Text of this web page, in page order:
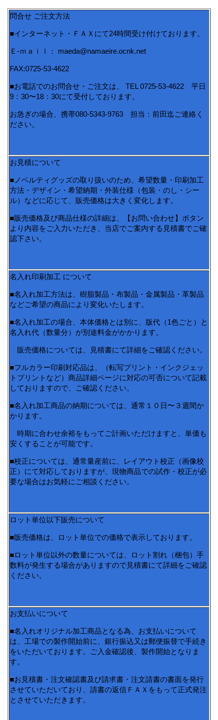
問合せ ご注文方法
■インターネット・ＦＡＸにて24時間受け付けております。
Ｅ-ｍａｉｌ： maeda@namaeire.ocnk.net
FAX:0725-53-4622
■お電話でのお問合せ・ご注文は、 TEL 0725-53-4622 平日
9：30〜18：30にて受付しております。
お急ぎの場合、携帯080-5343-9763 担当：前田迄ご連絡く
ださい。
お見積について
■ノベルティグッズの取り扱いのため、希望数量・印刷加工
方法・デザイン・希望納期・外装仕様（包装・のし・シー
ル）などに応じて、販売価格は大きく変化します。
■販売価格及び商品仕様の詳細は、【お問い合わせ】ボタン
より内容をご入力いただき、当店でご案内する見積書でご確
認下さい。
名入れ印刷加工 について
■名入れ加工方法は、樹脂製品・布製品・金属製品・革製品
などご希望の商品により変化いたします。
■名入れ加工の場合、本体価格とは別に、版代（1色ごと）と
名入れ代（数量分）が別途料金がかかります。
販売価格については、見積書にて詳細をご確認ください。
■フルカラー印刷対応品は、（転写プリント・インクジェッ
トプリントなど）商品詳細ページに対応の可否について記載
しておりますので、ご確認ください。
■名入れ加工商品の納期については、通常１０日〜３週間か
かります。
時期に合わせ余裕をもってご計画いただけますと、単価も
安くすることが可能です。
■校正については、通常量産前に、レイアウト校正（画像校
正）にて対応しておりますが、現物商品での試作・校正が必
要な場合はお気軽にご相談ください。
ロット単位以下販売について
■販売価格は、ロット単位での価格で表示しております。
■ロット単位以外の数量については、ロット割れ（梱包）手
数料が発生する場合がありますので見積書にて詳細をご確認
ください。
お支払いについて
■名入れオリジナル加工商品となる為、お支払いについて
は、工場での製作開始前に、銀行振込又は郵便振替で手続き
をいただいております。ご入金確認後、製作開始となりま
す。
■お見積書・注文確認書及び請求書・注文請書の書面を発行
させていただいており、請書の返信ＦＡＸをもって正式発注
とさせていただきます。